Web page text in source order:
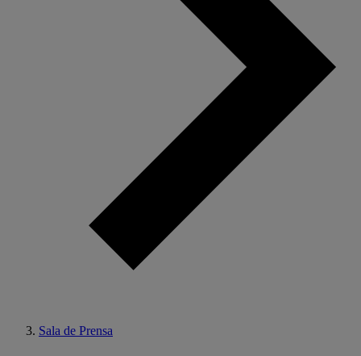
Sala de Prensa